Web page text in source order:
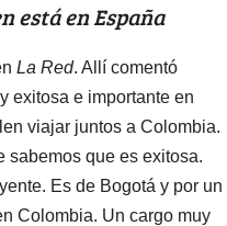
está en España
La Red. Allí comentó
exitosa e importante en
viajar juntos a Colombia.
sabemos que es exitosa.
Es de Bogotá y por un
Colombia. Un cargo muy